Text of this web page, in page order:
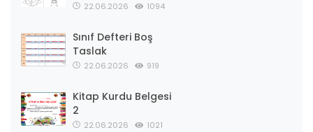
22.06.2026 1094
Sınıf Defteri Boş
Taslak
22.06.2026 919
Kitap Kurdu Belgesi
2
22.06.2026 1021